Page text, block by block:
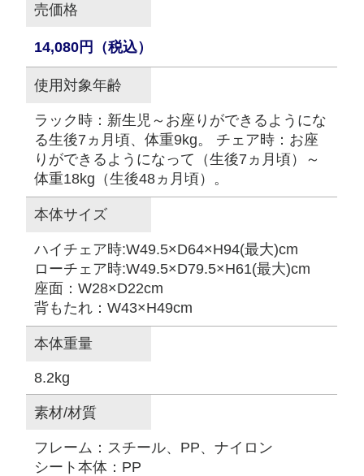
売価格
14,080円（税込）
使用対象年齢
ラック時：新生児～お座りができるようにな
る生後7ヵ月頃、体重9kg。 チェア時：お座
りができるようになって（生後7ヵ月頃）～
体重18kg（生後48ヵ月頃）。
本体サイズ
ハイチェア時:W49.5×D64×H94(最大)cm
ローチェア時:W49.5×D79.5×H61(最大)cm
座面：W28×D22cm
背もたれ：W43×H49cm
本体重量
8.2kg
素材/材質
フレーム：スチール、PP、ナイロン
シート本体：PP